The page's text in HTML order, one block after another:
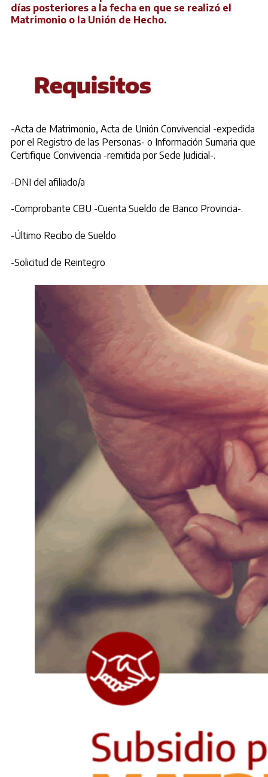
días posteriores a la fecha en que se realizó el
Matrimonio o la Unión de Hecho.
-Acta de Matrimonio, Acta de Unión Convivencial -expedida
por el Registro de las Personas- o Información Sumaria que
Certifique Convivencia -remitida por Sede Judicial-.
-DNI del afiliado/a
-Comprobante CBU -Cuenta Sueldo de Banco Provincia-.
-Último Recibo de Sueldo
-Solicitud de Reintegro